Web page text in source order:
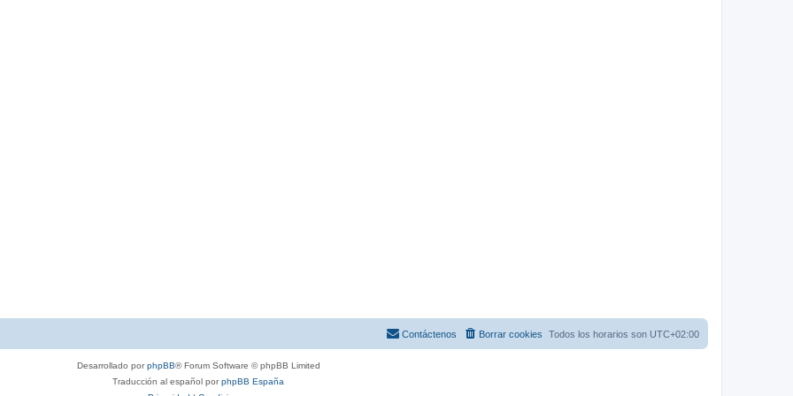
Todos los horarios son UTC+02:00
Borrar cookies
Contáctenos
Desarrollado porphpBB® Forum Software © phpBB Limited
Traducción al español porphpBB España